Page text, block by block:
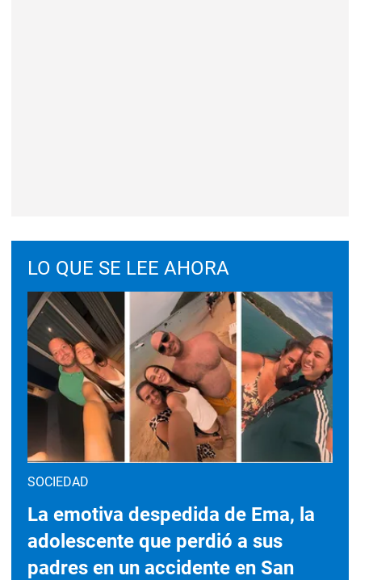
LO QUE SE LEE AHORA
SOCIEDAD
La emotiva despedida de Ema, la
adolescente que perdió a sus
padres en un accidente en San